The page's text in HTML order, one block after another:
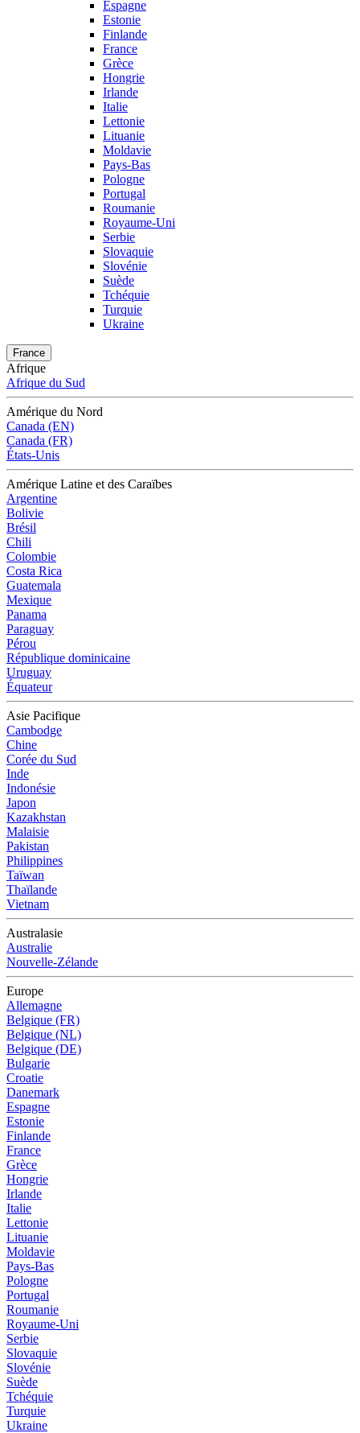
Espagne
Estonie
Finlande
France
Grèce
Hongrie
Irlande
Italie
Lettonie
Lituanie
Moldavie
Pays-Bas
Pologne
Portugal
Roumanie
Royaume-Uni
Serbie
Slovaquie
Slovénie
Suède
Tchéquie
Turquie
Ukraine
France
Afrique
Afrique du Sud
Amérique du Nord
Canada (EN)
Canada (FR)
États-Unis
Amérique Latine et des Caraïbes
Argentine
Bolivie
Brésil
Chili
Colombie
Costa Rica
Guatemala
Mexique
Panama
Paraguay
Pérou
République dominicaine
Uruguay
Équateur
Asie Pacifique
Cambodge
Chine
Corée du Sud
Inde
Indonésie
Japon
Kazakhstan
Malaisie
Pakistan
Philippines
Taïwan
Thaïlande
Vietnam
Australasie
Australie
Nouvelle-Zélande
Europe
Allemagne
Belgique (FR)
Belgique (NL)
Belgique (DE)
Bulgarie
Croatie
Danemark
Espagne
Estonie
Finlande
France
Grèce
Hongrie
Irlande
Italie
Lettonie
Lituanie
Moldavie
Pays-Bas
Pologne
Portugal
Roumanie
Royaume-Uni
Serbie
Slovaquie
Slovénie
Suède
Tchéquie
Turquie
Ukraine